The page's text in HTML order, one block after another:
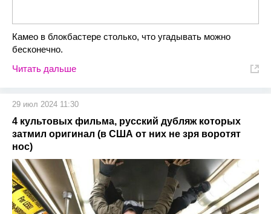
Камео в блокбастере столько, что угадывать можно
бесконечно.
Читать дальше
29 июл 2024 11:30
4 культовых фильма, русский дубляж которых
затмил оригинал (в США от них не зря воротят
нос)